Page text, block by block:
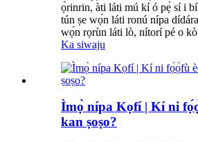
ọ̀rinrin, àti láti mú kí ó pẹ́ sí i bí
tún ṣe wọ́n láti ronú nípa
wọ́n rọrùn láti lò, nítorí pé o
Ka siwaju
Ìmọ̀ nípa Kọfí | Kí ni
kan ṣoṣo?